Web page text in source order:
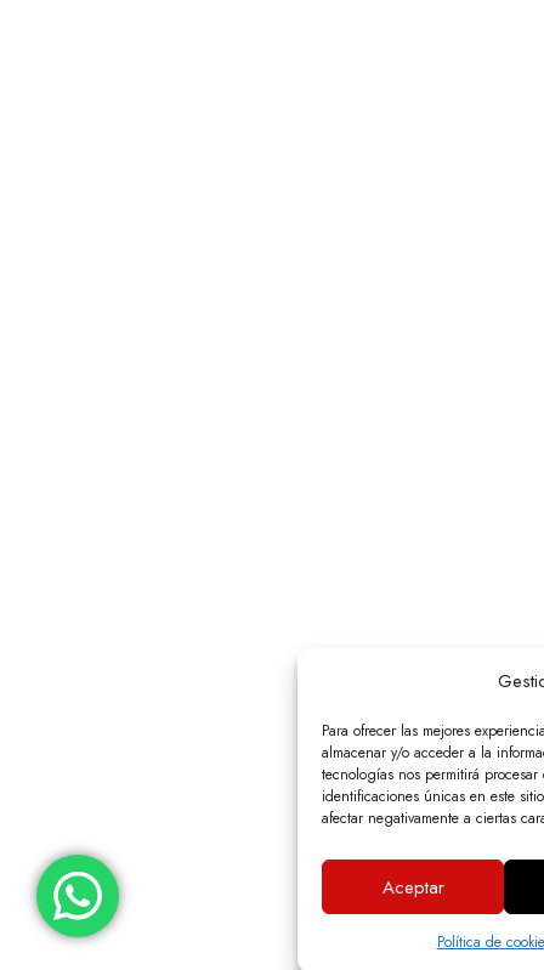
Para ofrecer las mejores
almacenar y/o acceder a la
tecnologías nos permitirá
identificaciones únicas en este
afectar negativamente a ciertas
Aceptar
Política de